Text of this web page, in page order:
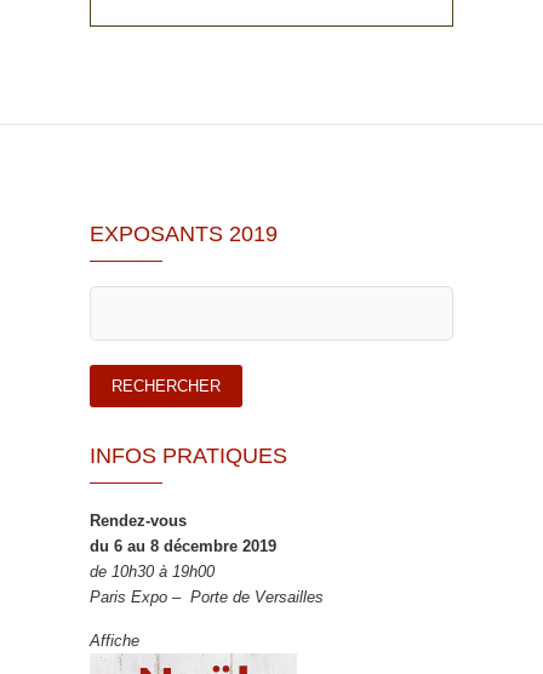
EXPOSANTS 2019
INFOS PRATIQUES
Rendez-vous
du 6 au 8 décembre 2019
de 10h30 à 19h00
Paris Expo – Porte de Versailles
Affiche